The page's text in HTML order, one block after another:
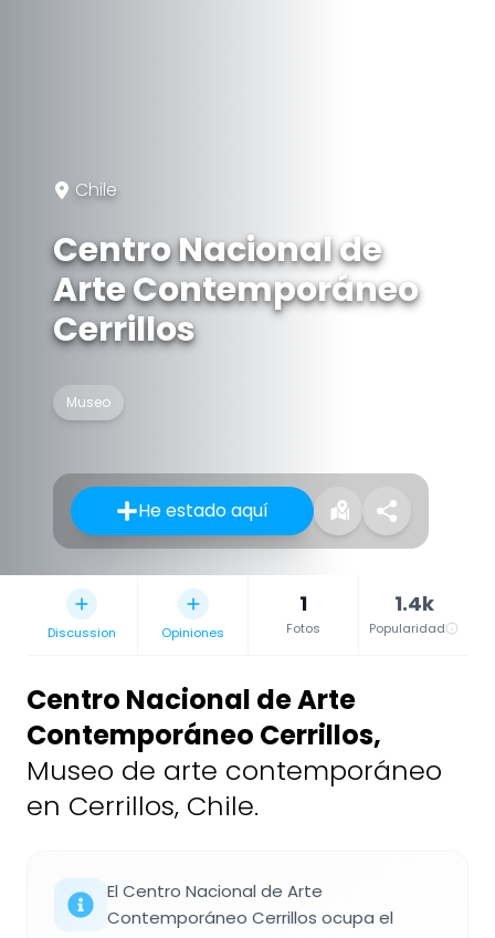
Chile
Centro Nacional de
Arte Contemporáneo
Cerrillos
Museo
He estado aquí
Discussion Opiniones
1
Fotos
1.4k
Popularidad
Centro Nacional de Arte
Contemporáneo Cerrillos,
Museo de arte contemporáneo
en Cerrillos, Chile.
El Centro Nacional de Arte
Contemporáneo Cerrillos ocupa el